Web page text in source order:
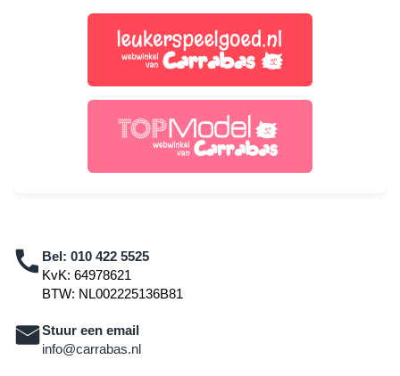
Bel: 010 422 5525
KvK: 64978621
BTW: NL002225136B81
Stuur een email
info@carrabas.nl